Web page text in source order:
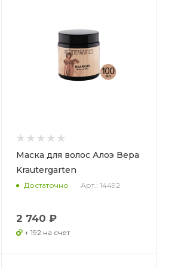
Маска для волос Алоэ Вера
Krautergarten
Достаточно Арт.: 14492
2 740 ₽
+ 192 на счет